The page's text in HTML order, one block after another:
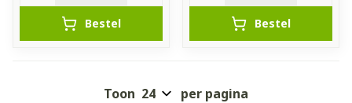
Bestel Bestel
Toon per pagina